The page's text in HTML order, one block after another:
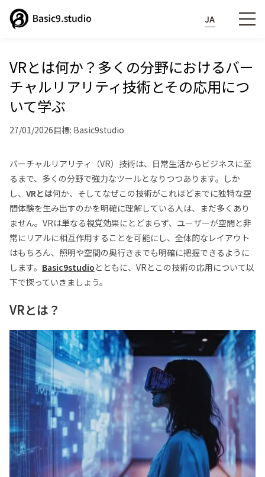
JA
Phone:
07040837249
Email:Basic9studio@gmail.com
Fukuoka-shi, Fukuoka, Japan
VRとは何か？多くの分野におけるバー
チャルリアリティ技術とその応用につ
いて学ぶ
27/01/2026目標: Basic9studio
バーチャルリアリティ（VR）技術は、日常生活からビジネスに至
るまで、多くの分野で強力なツールとなりつつあります。しか
し、 VRとは何か、そしてなぜこの技術がこれほどまでに独特な空
間体験を生み出すのかを明確に理解している人は、まだ多くあり
ません。VRは単なる視覚効果にとどまらず、ユーザーが空間と非
常にリアルに相互作用することを可能にし、全体的なレイアウト
はもちろん、照明や空間の奥行きまでも明確に把握できるように
します。 Basic9studio とともに、VRとこの技術の応用について以
下で探っていきましょう。
VRとは？